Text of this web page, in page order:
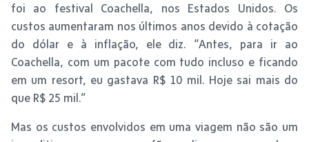
foi ao festival Coachella, nos Estados Unidos. Os
custos aumentaram nos últimos anos devido à cotação
do dólar e à inflação, ele diz. “Antes, para ir ao
Coachella, com um pacote com tudo incluso e ficando
em um resort, eu gastava R$ 10 mil. Hoje sai mais do
que R$ 25 mil.”
Mas os custos envolvidos em uma viagem não são um